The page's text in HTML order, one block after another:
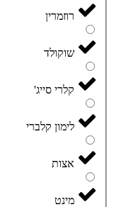
רוזמרין
שוקולד
קלרי סייג'
לימון קלברי
אצות
מינט